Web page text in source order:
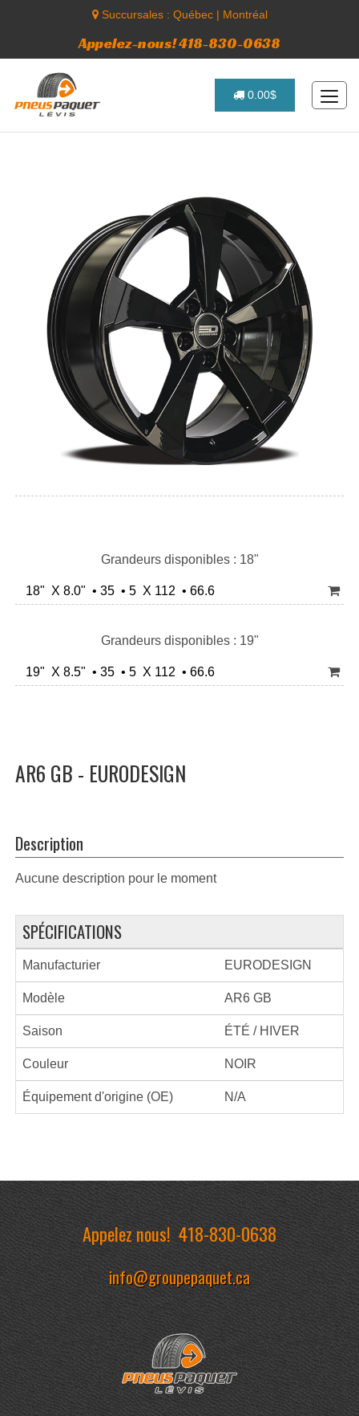
Succursales : Québec| Montréal
Appelez-nous! 418-830-0638
0.00$
Grandeurs disponibles : 18"
18" X 8.0" • 35 • 5 X 112 • 66.6
Grandeurs disponibles : 19"
19" X 8.5" • 35 • 5 X 112 • 66.6
AR6 GB - EURODESIGN
Description
Aucune description pour le moment
SPÉCIFICATIONS
Manufacturier EURODESIGN
Modèle AR6 GB
Saison ÉTÉ / HIVER
Couleur NOIR
Équipement d'origine (OE) N/A
Appelez nous!418-830-0638
info@groupepaquet.ca